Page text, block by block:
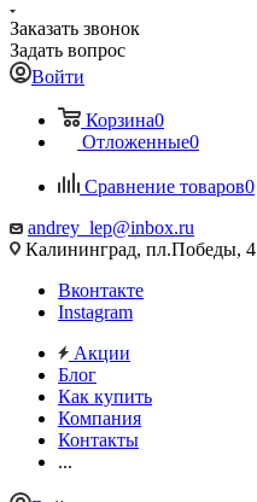
Заказать звонок
Задать вопрос
Войти
Корзина0
Отложенные0
Сравнение товаров0
andrey_lep@inbox.ru
Калининград, пл.Победы, 4
Вконтакте
Instagram
Акции
Блог
Как купить
Компания
Контакты
...